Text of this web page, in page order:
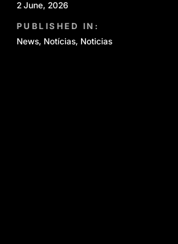
2 June, 2026
PUBLISHED IN:
News, Notícias, Noticias